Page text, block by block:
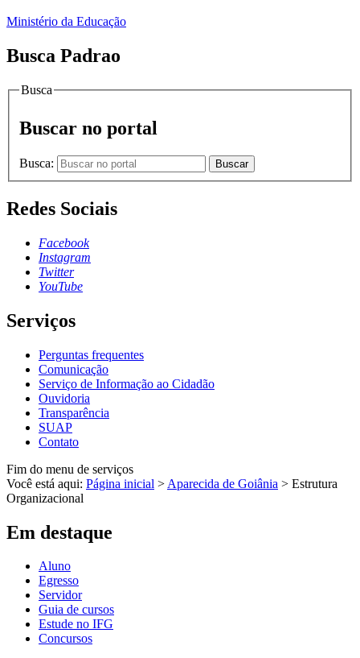
Ministério da Educação
Busca Padrao
Busca
Buscar no portal
Busca: Buscar
Redes Sociais
Facebook
Instagram
Twitter
YouTube
Serviços
Perguntas frequentes
Comunicação
Serviço de Informação ao Cidadão
Ouvidoria
Transparência
SUAP
Contato
Fim do menu de serviços
Você está aqui: Página inicial > Aparecida de Goiânia > Estrutura
Organizacional
Em destaque
Aluno
Egresso
Servidor
Guia de cursos
Estude no IFG
Concursos